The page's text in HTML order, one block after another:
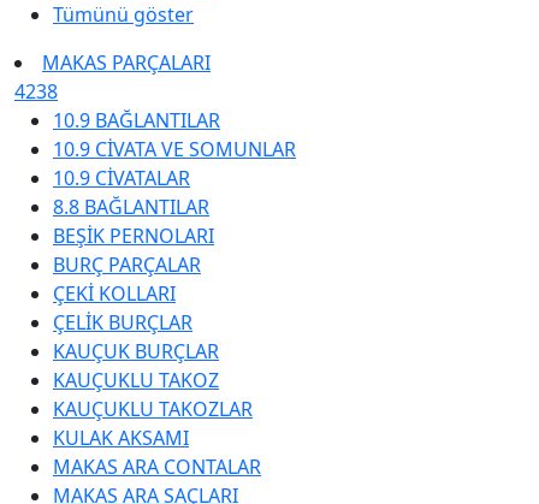
Tümünü göster
MAKAS PARÇALARI
4238
10.9 BAĞLANTILAR
10.9 CİVATA VE SOMUNLAR
10.9 CİVATALAR
8.8 BAĞLANTILAR
BEŞİK PERNOLARI
BURÇ PARÇALAR
ÇEKİ KOLLARI
ÇELİK BURÇLAR
KAUÇUK BURÇLAR
KAUÇUKLU TAKOZ
KAUÇUKLU TAKOZLAR
KULAK AKSAMI
MAKAS ARA CONTALAR
MAKAS ARA SAÇLARI